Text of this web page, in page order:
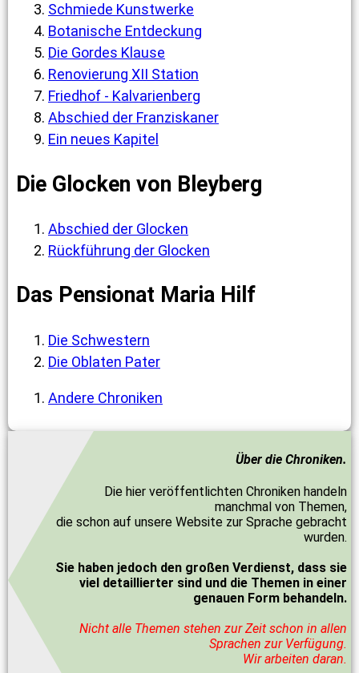
Schmiede Kunstwerke
Botanische Entdeckung
Die Gordes Klause
Renovierung XII Station
Friedhof - Kalvarienberg
Abschied der Franziskaner
Ein neues Kapitel
Die Glocken von Bleyberg
Abschied der Glocken
Rückführung der Glocken
Das Pensionat Maria Hilf
Die Schwestern
Die Oblaten Pater
Andere Chroniken
Über die Chroniken.
Die hier veröffentlichten Chroniken handeln
manchmal von Themen,
die schon auf unsere Website zur Sprache gebracht
wurden.
Sie haben jedoch den großen Verdienst, dass sie
viel detaillierter sind und die Themen in einer
genauen Form behandeln.
Nicht alle Themen stehen zur Zeit schon in allen
Sprachen zur Verfügung.
Wir arbeiten daran.